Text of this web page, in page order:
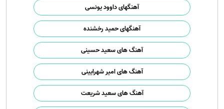
آهنگهای داوود یونسی
آهنگهای حمید رخشنده
آهنگ های سعید حسینی
آهنگ های امیر شهرایینی
آهنگ های سعید شریعت